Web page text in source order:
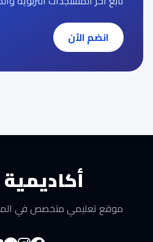
انضم الآن
أكاديمية
موقع تعليمي متخصص في